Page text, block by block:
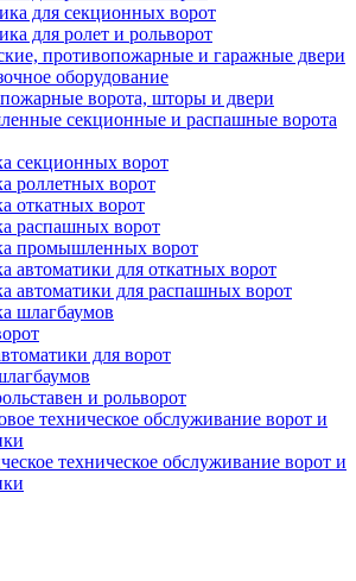
для секционных ворот
для ролет и рольворот
противопожарные и гаражные двери
оборудование
ворота, шторы и двери
секционные и распашные ворота
секционных ворот
роллетных ворот
откатных ворот
распашных ворот
промышленных ворот
автоматики для откатных ворот
автоматики для распашных ворот
шлагбаумов
для ворот
и рольворот
техническое обслуживание ворот и
техническое обслуживание ворот и